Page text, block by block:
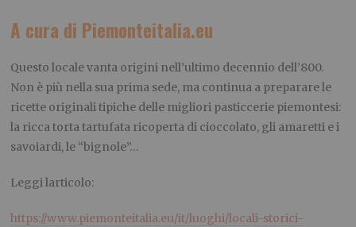
A cura di Piemonteitalia.eu
Questo locale vanta origini nell’ultimo decennio dell’800.
Non è più nella sua prima sede, ma continua a preparare le
ricette originali tipiche delle migliori pasticcerie piemontesi:
la ricca torta tartufata ricoperta di cioccolato, gli amaretti e i
savoiardi, le “bignole”…
Leggi larticolo:
https://www.piemonteitalia.eu/it/luoghi/locali-storici-